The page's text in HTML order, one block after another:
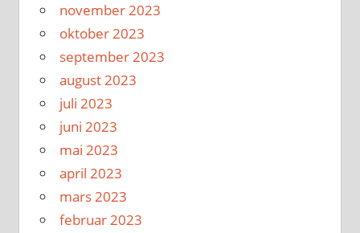
november 2023
oktober 2023
september 2023
august 2023
juli 2023
juni 2023
mai 2023
april 2023
mars 2023
februar 2023